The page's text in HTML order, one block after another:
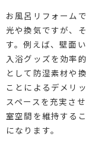
お風呂リフォーム
光や換気ですが、
す。例えば、壁面
入浴グッズを効率
として防湿素材や
ことによるデメリ
スペースを充実さ
室空間を維持する
になります。